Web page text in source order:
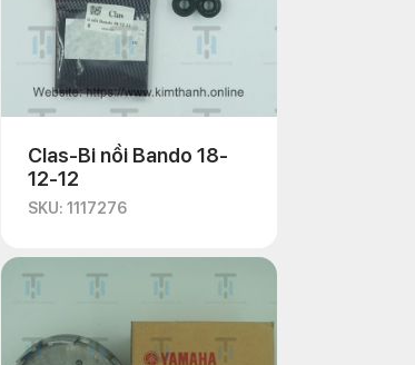
Clas-Bi nồi Bando 18-
12-12
SKU: 1117276